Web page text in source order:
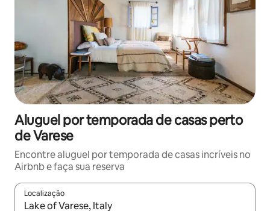
Aluguel por temporada de casas perto
de Varese
Encontre aluguel por temporada de casas incríveis no
Airbnb e faça sua reserva
Localização
Quando os resultados estiverem disponíveis, explore-os